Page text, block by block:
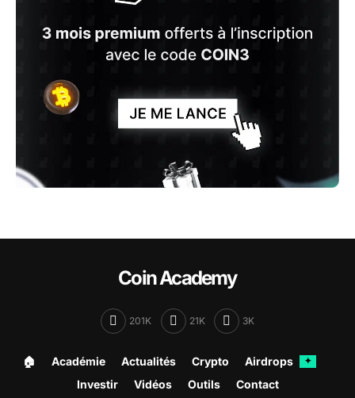
Coin Academy
201K 21K 3K
🏠︎ Académie Actualités Crypto Airdrops ✦
Investir Vidéos Outils Contact